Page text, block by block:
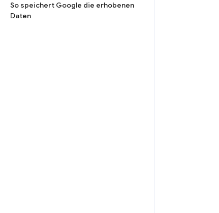
So speichert Google die erhobenen
Daten